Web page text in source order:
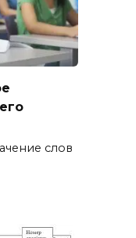
слов